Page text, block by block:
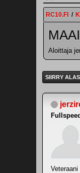
RC10.FI /
Aloittaja
SIIRRY ALAS
Veteraani